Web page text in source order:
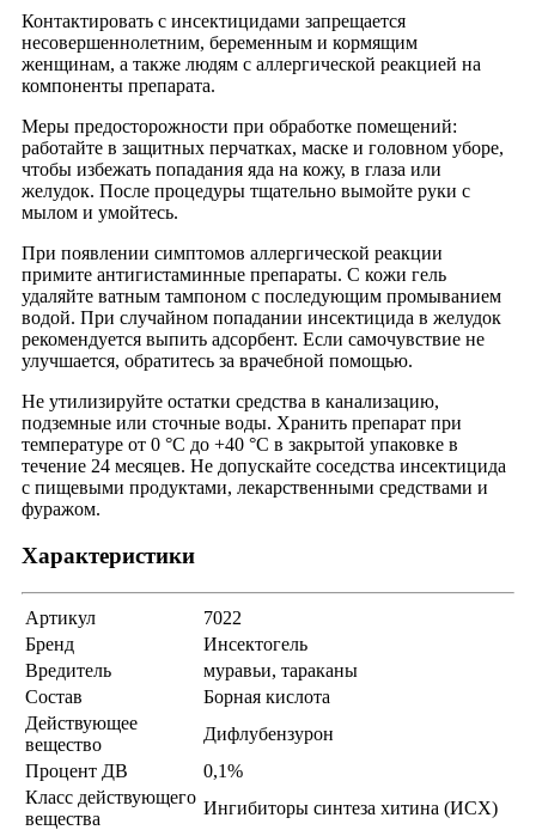
Контактировать с инсектицидами запрещается
несовершеннолетним, беременным и кормящим
женщинам, а также людям с аллергической реакцией на
компоненты препарата.
Меры предосторожности при обработке помещений:
работайте в защитных перчатках, маске и головном уборе,
чтобы избежать попадания яда на кожу, в глаза или
желудок. После процедуры тщательно вымойте руки с
мылом и умойтесь.
При появлении симптомов аллергической реакции
примите антигистаминные препараты. С кожи гель
удаляйте ватным тампоном с последующим промыванием
водой. При случайном попадании инсектицида в желудок
рекомендуется выпить адсорбент. Если самочувствие не
улучшается, обратитесь за врачебной помощью.
Не утилизируйте остатки средства в канализацию,
подземные или сточные воды. Хранить препарат при
температуре от 0 °C до +40 °C в закрытой упаковке в
течение 24 месяцев. Не допускайте соседства инсектицида
с пищевыми продуктами, лекарственными средствами и
фуражом.
Характеристики
Артикул
7022
Бренд
Инсектогель
Вредитель
муравьи, тараканы
Состав
Борная кислота
Действующее
вещество
Дифлубензурон
Процент ДВ
0,1%
Класс действующего
вещества
Ингибиторы синтеза хитина (ИСХ)